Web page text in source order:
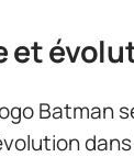
et
Batman